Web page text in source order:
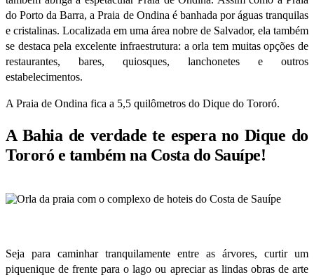
do Porto da Barra, a Praia de Ondina é banhada por águas tranquilas
e cristalinas. Localizada em uma área nobre de Salvador, ela também
se destaca pela excelente infraestrutura: a orla tem muitas opções de
restaurantes, bares, quiosques, lanchonetes e outros
estabelecimentos.
A Praia de Ondina fica a 5,5 quilômetros do Dique do Tororó.
A Bahia de verdade te espera no Dique do
Tororó e também na Costa do Sauípe!
Seja para caminhar tranquilamente entre as árvores, curtir um
piquenique de frente para o lago ou apreciar as lindas obras de arte